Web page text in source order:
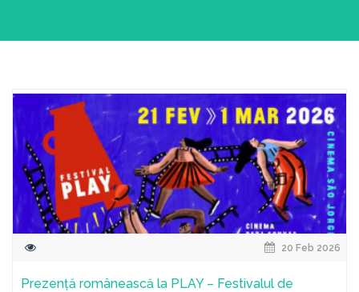
20 Feb 2026
Prezență românească la PLAY – Festivalul de